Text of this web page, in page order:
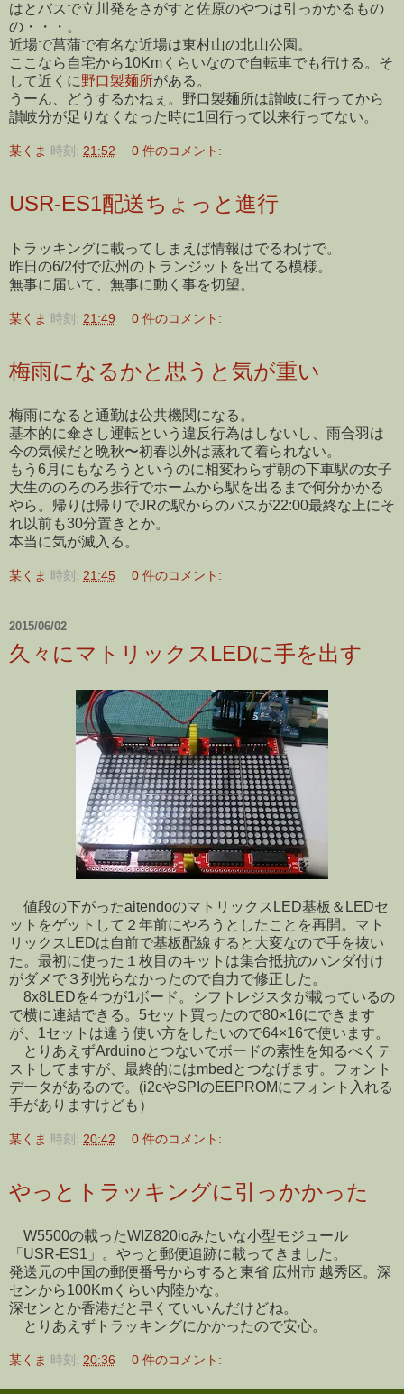
はとバスで立川発をさがすと佐原のやつは引っかかるもの
の・・・。
近場で菖蒲で有名な近場は東村山の北山公園。
ここなら自宅から10Kmくらいなので自転車でも行ける。そ
して近くに野口製麺所がある。
うーん、どうするかねぇ。野口製麺所は讃岐に行ってから
讃岐分が足りなくなった時に1回行って以来行ってない。
某くま 時刻: 21:52 0 件のコメント:
USR-ES1配送ちょっと進行
トラッキングに載ってしまえば情報はでるわけで。
昨日の6/2付で広州のトランジットを出てる模様。
無事に届いて、無事に動く事を切望。
某くま 時刻: 21:49 0 件のコメント:
梅雨になるかと思うと気が重い
梅雨になると通勤は公共機関になる。
基本的に傘さし運転という違反行為はしないし、雨合羽は
今の気候だと晩秋〜初春以外は蒸れて着られない。
もう6月にもなろうというのに相変わらず朝の下車駅の女子
大生ののろのろ歩行でホームから駅を出るまで何分かかる
やら。帰りは帰りでJRの駅からのバスが22:00最終な上にそ
れ以前も30分置きとか。
本当に気が滅入る。
某くま 時刻: 21:45 0 件のコメント:
2015/06/02
久々にマトリックスLEDに手を出す
値段の下がったaitendoのマトリックスLED基板＆LEDセ
ットをゲットして２年前にやろうとしたことを再開。マト
リックスLEDは自前で基板配線すると大変なので手を抜い
た。最初に使った１枚目のキットは集合抵抗のハンダ付け
がダメで３列光らなかったので自力で修正した。
8x8LEDを4つが1ボード。シフトレジスタが載っているの
で横に連結できる。5セット買ったので80×16にできます
が、1セットは違う使い方をしたいので64×16で使います。
とりあえずArduinoとつないでボードの素性を知るべくテ
ストしてますが、最終的にはmbedとつなげます。フォント
データがあるので。(i2cやSPIのEEPROMにフォント入れる
手がありますけども）
某くま 時刻: 20:42 0 件のコメント:
やっとトラッキングに引っかかった
W5500の載ったWIZ820ioみたいな小型モジュール
「USR-ES1」。やっと郵便追跡に載ってきました。
発送元の中国の郵便番号からすると東省 広州市 越秀区。深
センから100Kmくらい内陸かな。
深センとか香港だと早くていいんだけどね。
とりあえずトラッキングにかかったので安心。
某くま 時刻: 20:36 0 件のコメント: